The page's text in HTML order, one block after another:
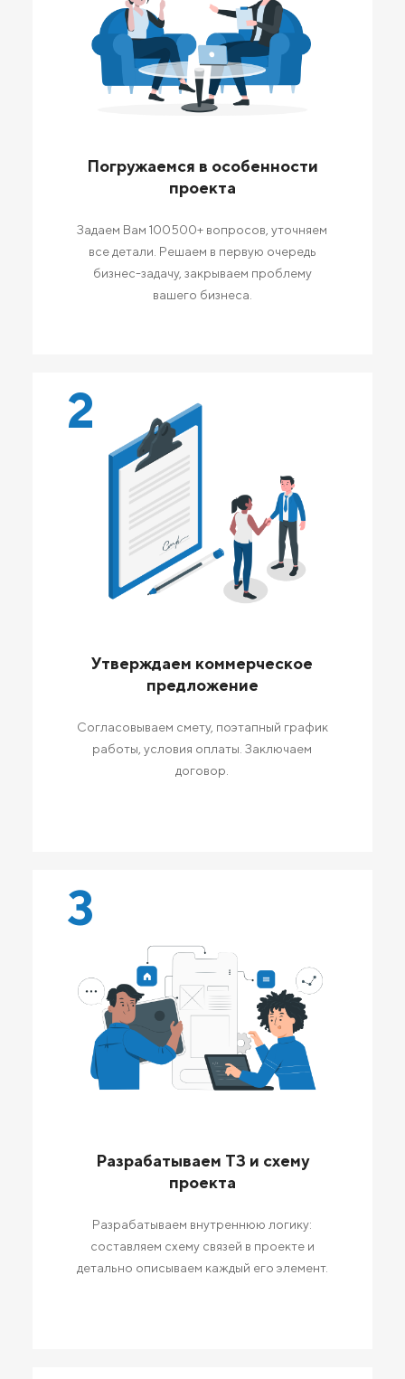
Погружаемся в особенности
проекта
Задаем Вам 100500+ вопросов, уточняем
все детали. Решаем в первую очередь
бизнес-задачу, закрываем проблему
вашего бизнеса.
2
Утверждаем коммерческое
предложение
Согласовываем смету, поэтапный график
работы, условия оплаты. Заключаем
договор.
3
Разрабатываем ТЗ и схему
проекта
Разрабатываем внутреннюю логику:
составляем схему связей в проекте и
детально описываем каждый его элемент.